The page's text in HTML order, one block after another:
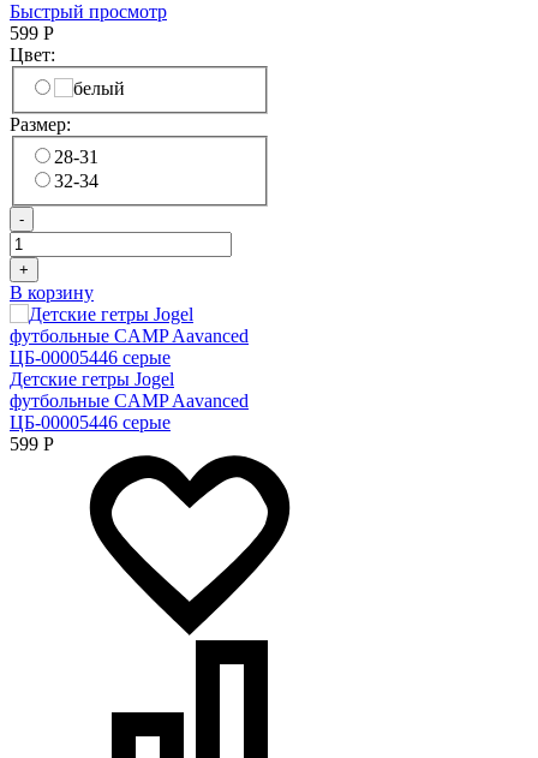
Быстрый просмотр
599 Р
Цвет:
Размер:
28-31
32-34
-
+
В корзину
Детские гетры Jogel
футбольные CAMP Aavanced
ЦБ-00005446 серые
599 Р